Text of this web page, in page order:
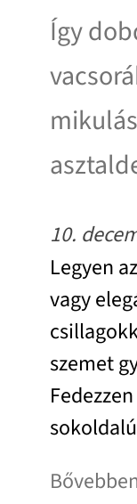
Így
10.
Legyen
vagy
szemet